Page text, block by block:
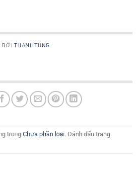
BỞI THANHTUNG
trong Chưa phần loại. Đánh dấu trang